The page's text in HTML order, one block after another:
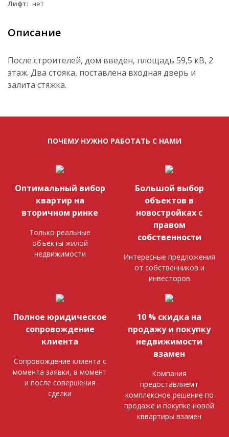
Лифт: нет
Описание
После строителей, дом введен, площадь 59,5 кВ, 2
этаж. Два стояка, поставлена входная дверь и
залита стяжка.
ПОЧЕМУ НУЖНО РАБОТАТЬ С НАМИ
Оптимальный вибор
квартир на
вторичном ринке
Только реальные
объекты жилой
недвижимости
Большой выбор
объектов в
новостройках с
правом
собственности
Интересные предложения
от собственников и
инвесторов
Полное юридическое
сопровождение
клиента
Сопровождение клиента с
момента заявки, в момент
и после совершения
сделки
10 % скидка на
продажу и покупку
недвижимости
взамен
Компания
предоставляемт
комплексное решение по
продаже и покупке новой
кввартиры взамен